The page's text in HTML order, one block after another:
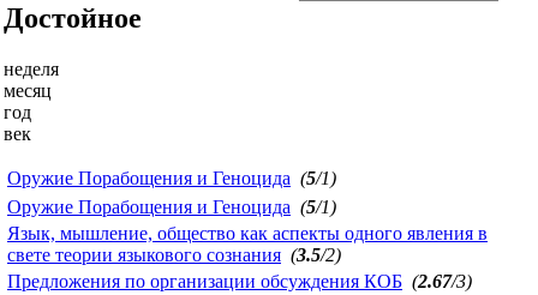
Достойное
неделя
месяц
год
век
Оружие Порабощения и Геноцида (5/1)
Оружие Порабощения и Геноцида (5/1)
Язык, мышление, общество как аспекты одного явления в
свете теории языкового сознания (3.5/2)
Предложения по организации обсуждения КОБ (2.67/3)